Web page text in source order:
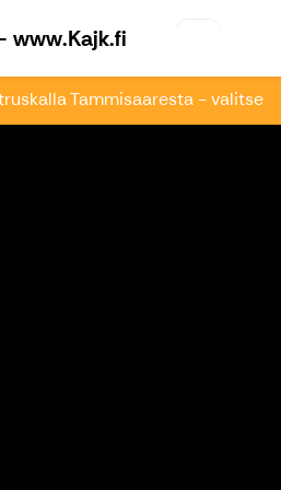
www.Kajk.fi
Tammisaaresta - valitse